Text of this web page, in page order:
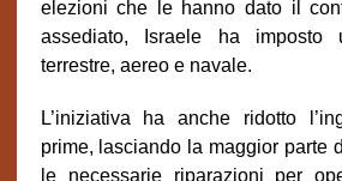
elezioni che le hanno dato il
assediato, Israele ha imposto
terrestre, aereo e navale.
L’iniziativa ha anche ridotto
prime, lasciando la maggior parte
le necessarie riparazioni per